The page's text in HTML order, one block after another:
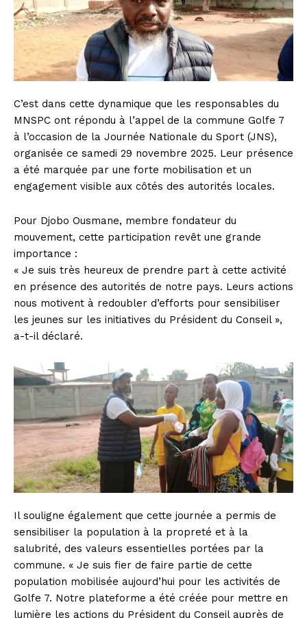
C’est dans cette dynamique que les responsables du
MNSPC ont répondu à l’appel de la commune Golfe 7
à l’occasion de la Journée Nationale du Sport (JNS),
organisée ce samedi 29 novembre 2025. Leur présence
a été marquée par une forte mobilisation et un
engagement visible aux côtés des autorités locales.
Pour Djobo Ousmane, membre fondateur du
mouvement, cette participation revêt une grande
importance :
« Je suis très heureux de prendre part à cette activité
en présence des autorités de notre pays. Leurs actions
nous motivent à redoubler d’efforts pour sensibiliser
les jeunes sur les initiatives du Président du Conseil »,
a-t-il déclaré.
Il souligne également que cette journée a permis de
sensibiliser la population à la propreté et à la
salubrité, des valeurs essentielles portées par la
commune. « Je suis fier de faire partie de cette
population mobilisée aujourd’hui pour les activités de
Golfe 7. Notre plateforme a été créée pour mettre en
lumière les actions du Président du Conseil auprès de